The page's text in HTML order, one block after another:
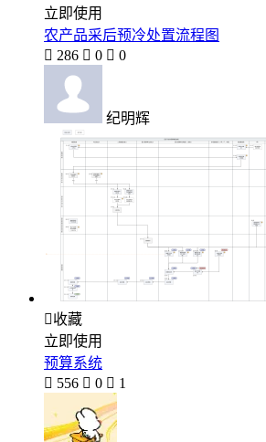
立即使用
农产品采后预冷处置流程图
 286  0  0
纪明辉
收藏
立即使用
预算系统
 556  0  1